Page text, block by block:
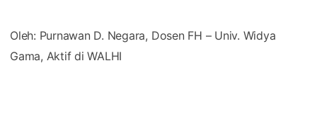
Oleh: Purnawan D. Negara, Dosen FH – Univ. Widya
Gama, Aktif di WALHI